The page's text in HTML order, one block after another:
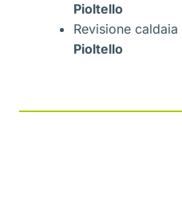
Pioltello
Revisione
Pioltello